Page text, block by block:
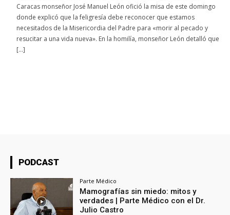
Caracas monseñor José Manuel León ofició la misa de este domingo
donde explicó que la feligresía debe reconocer que estamos
necesitados de la Misericordia del Padre para «morir al pecado y
resucitar a una vida nueva». En la homilía, monseñor León detalló que
[…]
PODCAST
Parte Médico
Mamografías sin miedo: mitos y
verdades | Parte Médico con el Dr.
Julio Castro